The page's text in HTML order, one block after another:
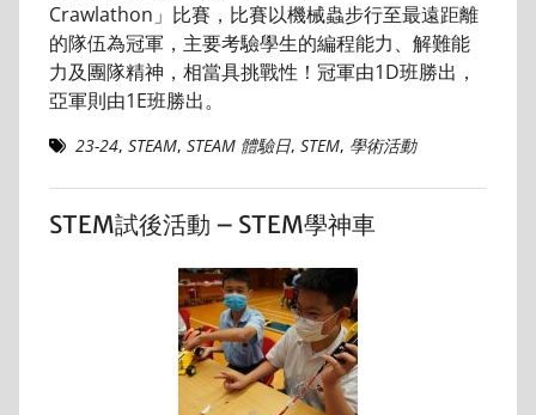
Crawlathon」比賽，比賽以機械蟲步行至最遠距離
的隊伍為冠軍，主要考驗學生的編程能力、解難能
力及團隊精神，相當具挑戰性！冠軍由1D班勝出，
亞軍則由1E班勝出。
23-24, STEAM, STEAM 體驗日, STEM, 學術活動
STEM試後活動 – STEM學神車